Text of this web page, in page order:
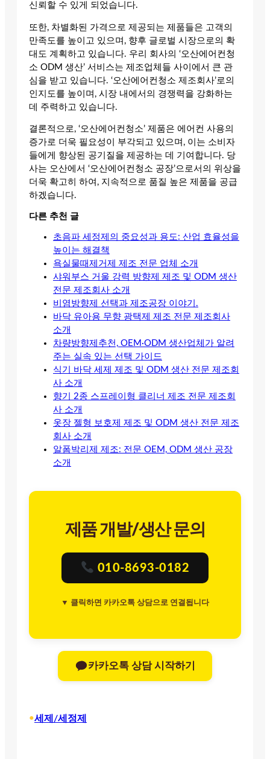
신뢰할 수 있게 되었습니다.
또한, 차별화된 가격으로 제공되는 제품들은 고객의
만족도를 높이고 있으며, 향후 글로벌 시장으로의 확
대도 계획하고 있습니다. 우리 회사의 ‘오산에어컨청
소 ODM 생산’ 서비스는 제조업체들 사이에서 큰 관
심을 받고 있습니다. ‘오산에어컨청소 제조회사’로의
인지도를 높이며, 시장 내에서의 경쟁력을 강화하는
데 주력하고 있습니다.
결론적으로, ‘오산에어컨청소’ 제품은 에어컨 사용의
증가로 더욱 필요성이 부각되고 있으며, 이는 소비자
들에게 향상된 공기질을 제공하는 데 기여합니다. 당
사는 오산에서 ‘오산에어컨청소 공장’으로서의 위상을
더욱 확고히 하여, 지속적으로 품질 높은 제품을 공급
하겠습니다.
다른 추천 글
초음파 세정제의 중요성과 용도: 산업 효율성을
높이는 해결책
욕실물때제거제 제조 전문 업체 소개
샤워부스 거울 강력 방향제 제조 및 ODM 생산
전문 제조회사 소개
비염방향제 선택과 제조공장 이야기.
바닥 유아용 무향 광택제 제조 전문 제조회사
소개
차량방향제추천, OEM·ODM 생산업체가 알려
주는 실속 있는 선택 가이드
식기 바닥 세제 제조 및 ODM 생산 전문 제조회
사 소개
향기 2종 스프레이형 클리너 제조 전문 제조회
사 소개
옷장 젤형 보호제 제조 및 ODM 생산 전문 제조
회사 소개
알폼박리제 제조: 전문 OEM, ODM 생산 공장
소개
제품 개발/생산 문의
010-8693-0182
▼ 클릭하면 카카오톡 상담으로 연결됩니다
카카오톡 상담 시작하기
•세제/세정제